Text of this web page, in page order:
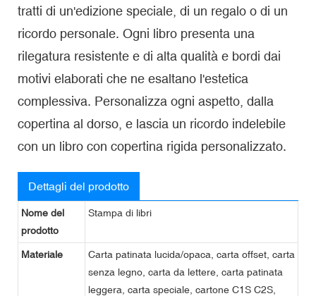
tratti di un'edizione speciale, di un regalo o di un
ricordo personale. Ogni libro presenta una
rilegatura resistente e di alta qualità e bordi dai
motivi elaborati che ne esaltano l'estetica
complessiva. Personalizza ogni aspetto, dalla
copertina al dorso, e lascia un ricordo indelebile
con un libro con copertina rigida personalizzato.
Dettagli del prodotto
Nome del
prodotto
Stampa di libri
Materiale
Carta patinata lucida/opaca, carta offset, carta
senza legno, carta da lettere, carta patinata
leggera, carta speciale, cartone C1S C2S,